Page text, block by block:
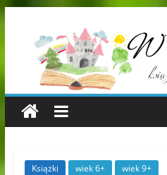
Książki wiek 6+ wiek 9+